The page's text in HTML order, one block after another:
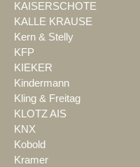
KAISERSCHOTE
KALLE KRAUSE
Kern & Stelly
KFP
KIEKER
Kindermann
Kling & Freitag
KLOTZ AIS
KNX
Kobold
Kramer